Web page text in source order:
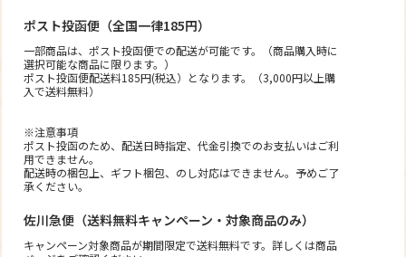
ポスト投函便（全国一律185円）
一部商品は、ポスト投函便での配送が可能です。（商品購入時に
選択可能な商品に限ります。）
ポスト投函便配送料185円(税込）となります。（3,000円以上購
入で送料無料）
※注意事項
ポスト投函のため、配送日時指定、代金引換でのお支払いはご利
用できません。
配送時の梱包上、ギフト梱包、のし対応はできません。予めご了
承ください。
佐川急便（送料無料キャンペーン・対象商品のみ）
キャンペーン対象商品が期間限定で送料無料です。詳しくは商品